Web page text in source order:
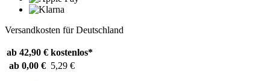
Versandkosten für Deutschland
ab 42,90 € kostenlos*
ab 0,00 € 5,29 €